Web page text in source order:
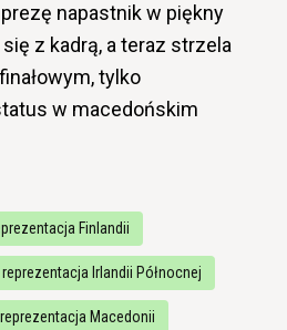
napastnik w piękny
z kadrą, a teraz strzela
tylko
w macedońskim
Finlandii
reprezentacja Irlandii Północnej
reprezentacja Macedonii